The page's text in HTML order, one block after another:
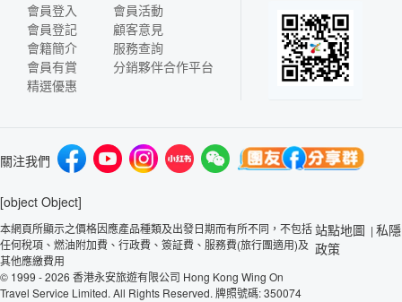
會員登入
會員登記
會籍簡介
會員有賞
精選優惠
會員活動
顧客意見
服務查詢
分銷夥伴合作平台
關注我們
[object Object]
本網頁所顯示之價格因應產品種類及出發日期而有所不同，不包括
任何稅項、燃油附加費、行政費、簽証費、服務費(旅行團適用)及
其他應繳費用
© 1999 - 2026 香港永安旅遊有限公司 Hong Kong Wing On
Travel Service Limited. All Rights Reserved. 牌照號碼: 350074
站點地圖 | 私隱
政策